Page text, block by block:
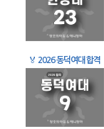
🏅 2026 동덕여대 합격